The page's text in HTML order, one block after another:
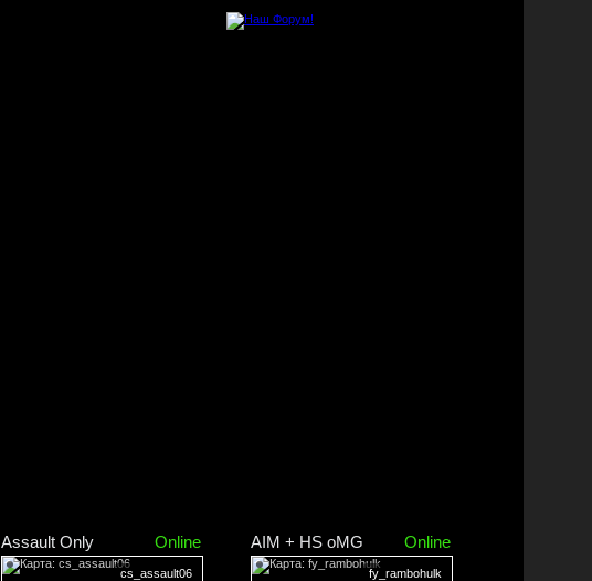
Assault Only Online
cs_assault06
AIM + HS oMG Online
fy_rambohulk